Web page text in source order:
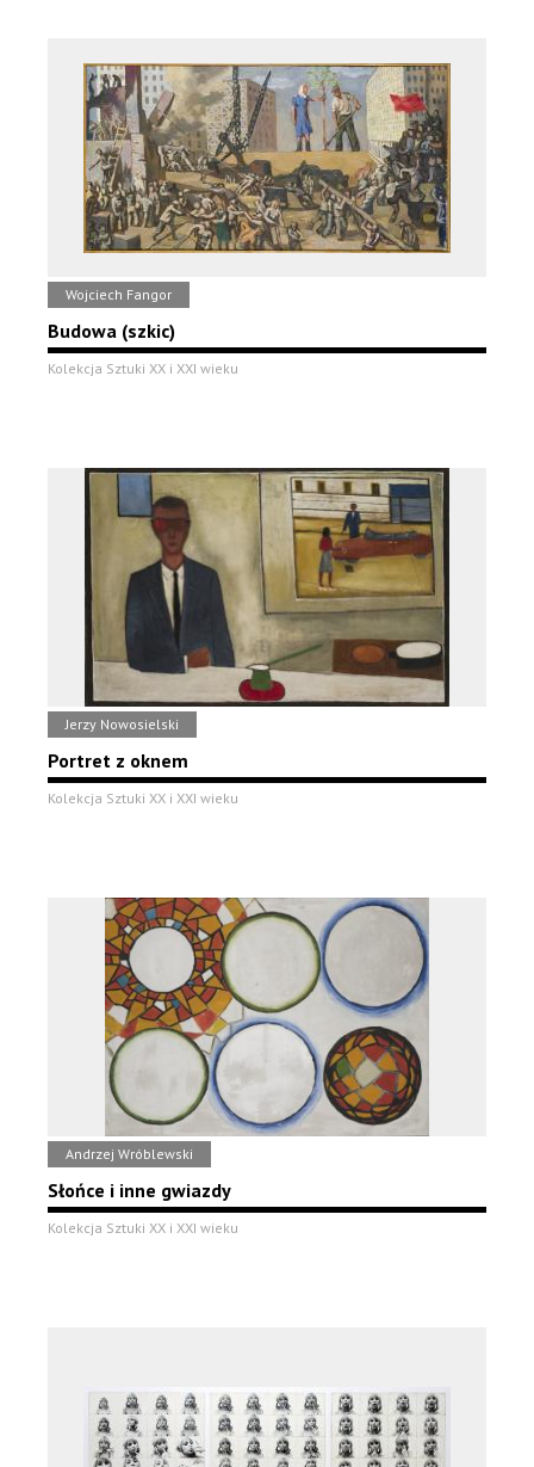
Wojciech Fangor
Budowa (szkic)
Kolekcja Sztuki XX i XXI wieku
Jerzy Nowosielski
Portret z oknem
Kolekcja Sztuki XX i XXI wieku
Andrzej Wróblewski
Słońce i inne gwiazdy
Kolekcja Sztuki XX i XXI wieku